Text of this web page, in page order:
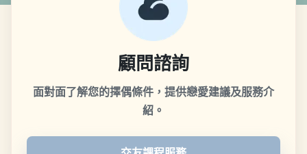
顧問諮詢
面對面了解您的擇偶條件，提供戀愛建議及服務介
紹。